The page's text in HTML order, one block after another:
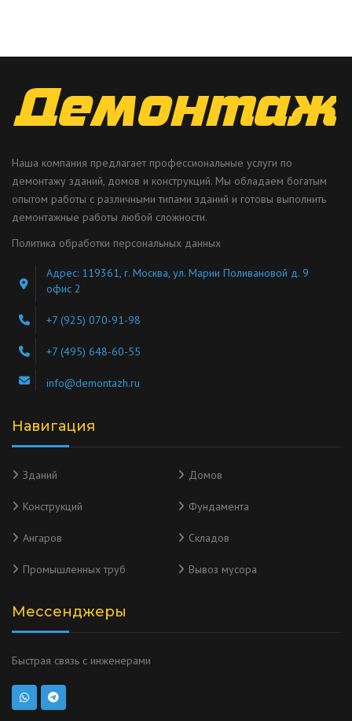
Наша компания предлагает профессиональные услуги по
демонтажу зданий, домов и конструкций. Мы обладаем богатым
опытом работы с различными типами зданий и готовы выполнить
демонтажные работы любой сложности.
Политика обработки персональных данных
Адрес: 119361, г. Москва, ул. Марии Поливановой д. 9
офис 2
+7 (925) 070-91-98
+7 (495) 648-60-55
info@demontazh.ru
Навигация
Зданий Домов
Конструкций Фундамента
Ангаров Складов
Промышленных труб Вывоз мусора
Мессенджеры
Быстрая связь с инженерами